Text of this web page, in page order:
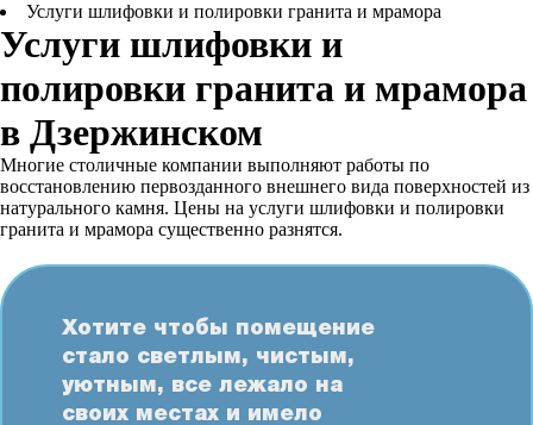
Услуги шлифовки и полировки гранита и мрамора
Услуги шлифовки и
полировки гранита и мрамора
в Дзержинском
Многие столичные компании выполняют работы по
восстановлению первозданного внешнего вида поверхностей из
натурального камня. Цены на услуги шлифовки и полировки
гранита и мрамора существенно разнятся.
Хотите чтобы помещение
стало светлым, чистым,
уютным, все лежало на
своих местах и имело